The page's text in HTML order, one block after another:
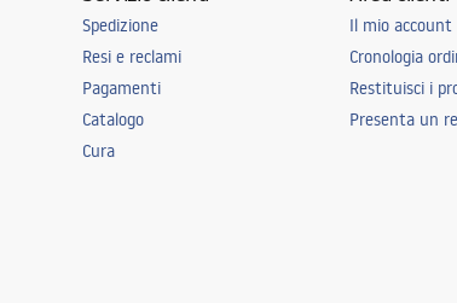
Spedizione
Resi e reclami
Pagamenti
Catalogo
Cura
Il mio account
Cronologia
Restituisci i
Presenta un